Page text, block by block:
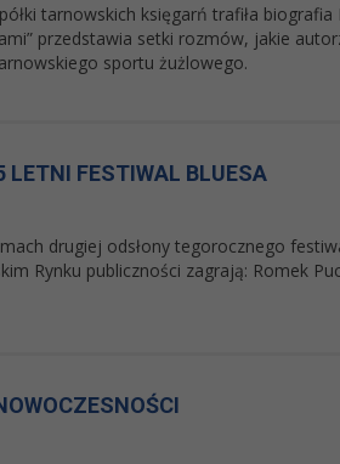
tarnowskich księgarń trafiła
przedstawia setki rozmów, jakie
sportu żużlowego.
LETNI FESTIWAL BLUESA
drugiej odsłony tegorocznego
Rynku publiczności zagrają: Romek